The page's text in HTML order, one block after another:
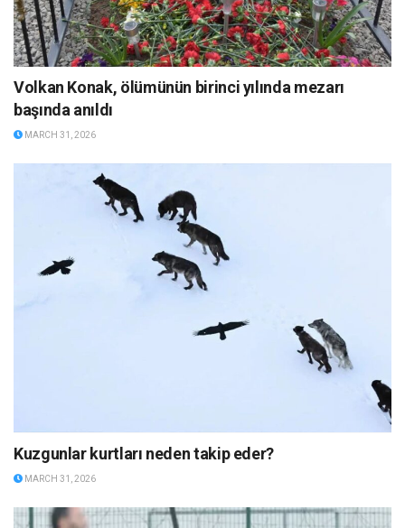
Volkan Konak, ölümünün birinci yılında mezarı
başında anıldı
MARCH 31, 2026
Kuzgunlar kurtları neden takip eder?
MARCH 31, 2026